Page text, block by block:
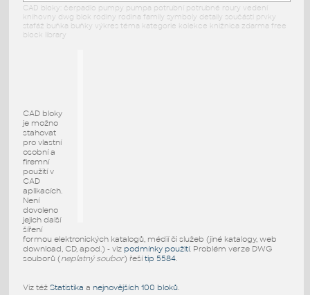
CAD bloky: čerpadlo pumpy pumpa potrubní potrubné roury vedení
knihovny dwg blok rodiny rodina family symboly detaily součásti prvky
stafáž buňka buňky výkres téma kategorie kolekce knižnica zdarma free
block library
CAD bloky
je možno
stahovat
pro vlastní
osobní a
firemní
použití v
CAD
aplikacích.
Není
dovoleno
jejich další
šíření
formou elektronických katalogů, médií či služeb (jiné katalogy, web
download, CD, apod.) - viz podmínky použití. Problém verze DWG
souborů (neplatný soubor) řešítip 5584.
Viz též Statistika a nejnovějších 100 bloků.